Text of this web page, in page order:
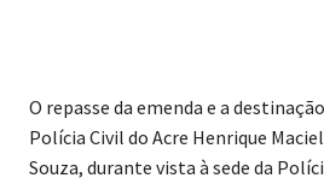
O repasse da emenda e a
Polícia Civil do Acre Henrique
Souza, durante vista à sede da